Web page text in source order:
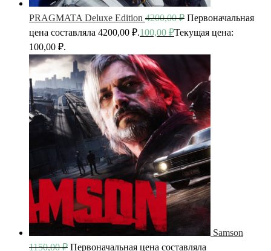
PRAGMATA Deluxe Edition 4200,00₽ Первоначальная
цена составляла 4200,00 ₽.100,00 ₽Текущая цена:
100,00 ₽.
Samson
1150,00₽ Первоначальная цена составляла